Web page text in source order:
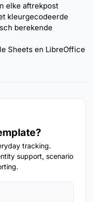
elke aftrekpost
kleurgecodeerde
berekende
Sheets en LibreOffice
tracking.
support, scenario